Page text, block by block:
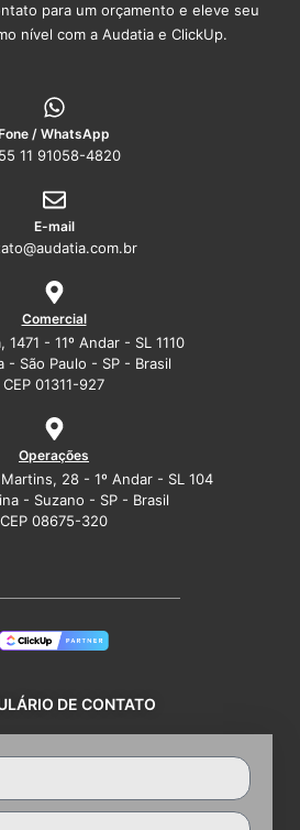
para um orçamento e eleve seu
nível com a Audatia e ClickUp.
/ WhatsApp
11 91058-4820
E-mail
Comercial
1471 - 11º Andar - SL 1110
- São Paulo - SP - Brasil
CEP 01311-927
Operações
28 - 1º Andar - SL 104
- Suzano - SP - Brasil
CEP 08675-320
DE CONTATO